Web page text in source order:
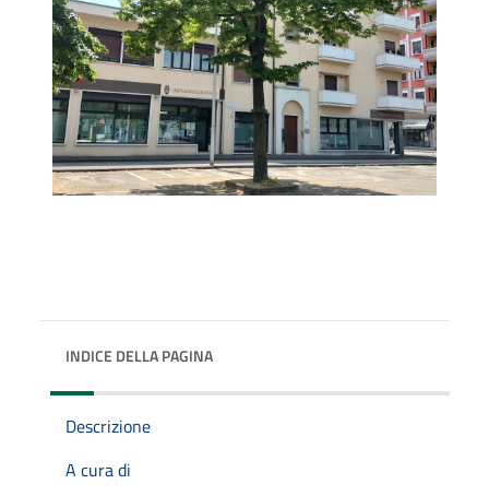
INDICE DELLA PAGINA
Descrizione
A cura di